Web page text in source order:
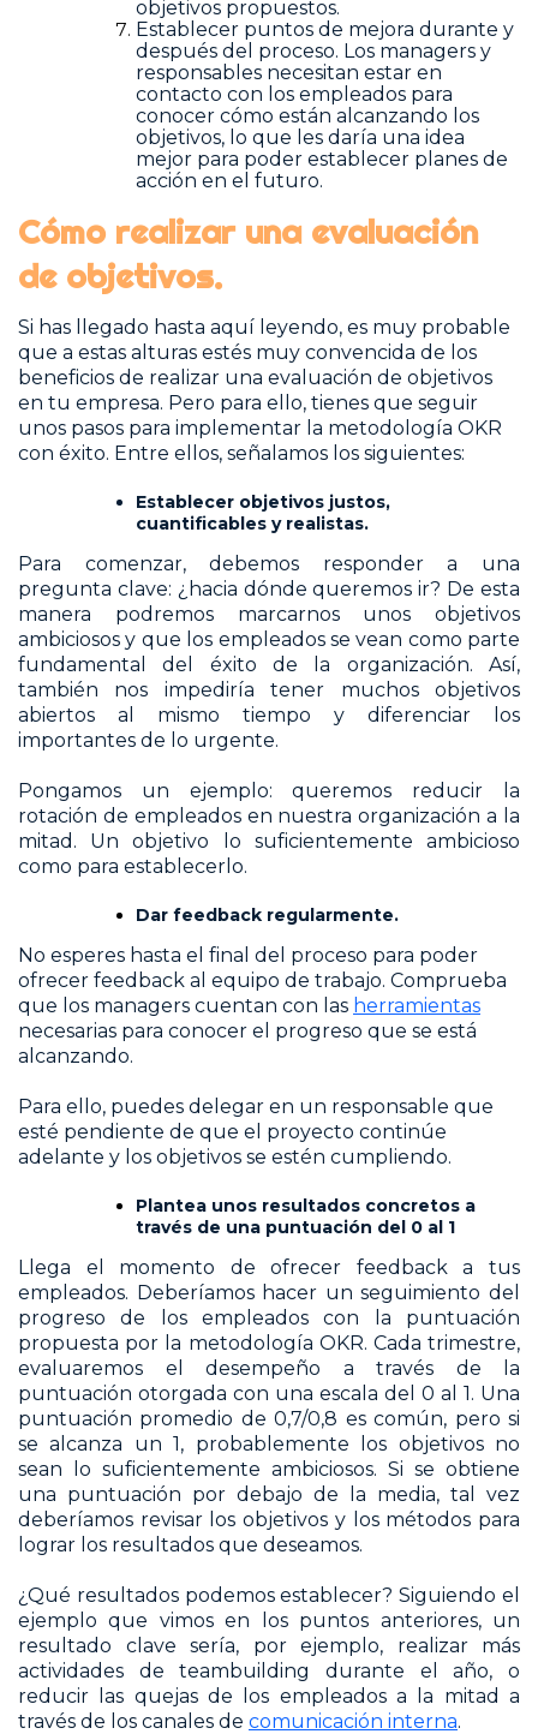
objetivos propuestos.
Establecer puntos de mejora durante y
después del proceso. Los managers y
responsables necesitan estar en
contacto con los empleados para
conocer cómo están alcanzando los
objetivos, lo que les daría una idea
mejor para poder establecer planes de
acción en el futuro.
Cómo realizar una evaluación
de objetivos.
Si has llegado hasta aquí leyendo, es muy probable
que a estas alturas estés muy convencida de los
beneficios de realizar una evaluación de objetivos
en tu empresa. Pero para ello, tienes que seguir
unos pasos para implementar la metodología OKR
con éxito. Entre ellos, señalamos los siguientes:
Establecer objetivos justos,
cuantificables y realistas.
Para comenzar, debemos responder a una
pregunta clave: ¿hacia dónde queremos ir? De esta
manera podremos marcarnos unos objetivos
ambiciosos y que los empleados se vean como parte
fundamental del éxito de la organización. Así,
también nos impediría tener muchos objetivos
abiertos al mismo tiempo y diferenciar los
importantes de lo urgente.
Pongamos un ejemplo: queremos reducir la
rotación de empleados en nuestra organización a la
mitad. Un objetivo lo suficientemente ambicioso
como para establecerlo.
Dar feedback regularmente.
No esperes hasta el final del proceso para poder
ofrecer feedback al equipo de trabajo. Comprueba
que los managers cuentan con las herramientas
necesarias para conocer el progreso que se está
alcanzando.
Para ello, puedes delegar en un responsable que
esté pendiente de que el proyecto continúe
adelante y los objetivos se estén cumpliendo.
Plantea unos resultados concretos a
través de una puntuación del 0 al 1
Llega el momento de ofrecer feedback a tus
empleados. Deberíamos hacer un seguimiento del
progreso de los empleados con la puntuación
propuesta por la metodología OKR. Cada trimestre,
evaluaremos el desempeño a través de la
puntuación otorgada con una escala del 0 al 1. Una
puntuación promedio de 0,7/0,8 es común, pero si
se alcanza un 1, probablemente los objetivos no
sean lo suficientemente ambiciosos. Si se obtiene
una puntuación por debajo de la media, tal vez
deberíamos revisar los objetivos y los métodos para
lograr los resultados que deseamos.
¿Qué resultados podemos establecer? Siguiendo el
ejemplo que vimos en los puntos anteriores, un
resultado clave sería, por ejemplo, realizar más
actividades de teambuilding durante el año, o
reducir las quejas de los empleados a la mitad a
través de los canales de comunicación interna.